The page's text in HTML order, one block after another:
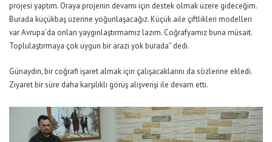
projesi yaptım. Oraya projenin devamı için destek olmak üzere gideceğim.
Burada küçükbaş üzerine yoğunlaşacağız. Küçük aile çiftlikleri modelleri
var Avrupa’da onları yaygınlaştırmamız lazım. Coğrafyamız buna müsait.
Toplulaştırmaya çok uygun bir arazi yok burada” dedi.
Günaydın, bir coğrafi işaret almak için çalışacaklarını da sözlerine ekledi.
Ziyaret bir süre daha karşılıklı görüş alışverişi ile devam etti.